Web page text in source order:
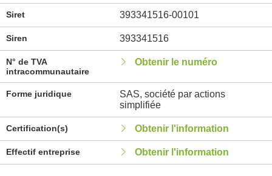
Siret 393341516-00101
Siren 393341516
N° de TVA
intracommunautaire
Obtenir le numéro
Forme juridique
SAS, société par actions
simplifiée
Certification(s) Obtenir l'information
Effectif entreprise Obtenir l'information